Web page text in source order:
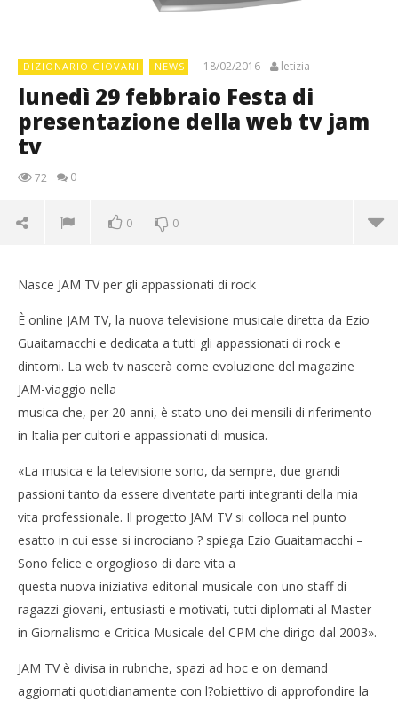
DIZIONARIO GIOVANI NEWS 18/02/2016 letizia
lunedì 29 febbraio Festa di
presentazione della web tv jam
tv
72 0
0 0
NOW VIEWING
lunedì 29 febbraio Festa di presentazione della web
tv jam tv
18/02/2016
letizia
Nasce JAM TV per gli appassionati di rock
È online JAM TV, la nuova televisione musicale diretta da Ezio
Guaitamacchi e dedicata a tutti gli appassionati di rock e
dintorni. La web tv nascerà come evoluzione del magazine
JAM-viaggio nella
musica che, per 20 anni, è stato uno dei mensili di riferimento
in Italia per cultori e appassionati di musica.
«La musica e la televisione sono, da sempre, due grandi
passioni tanto da essere diventate parti integranti della mia
vita professionale. Il progetto JAM TV si colloca nel punto
esatto in cui esse si incrociano ? spiega Ezio Guaitamacchi –
Sono felice e orgoglioso di dare vita a
questa nuova iniziativa editorial-musicale con uno staff di
ragazzi giovani, entusiasti e motivati, tutti diplomati al Master
in Giornalismo e Critica Musicale del CPM che dirigo dal 2003».
JAM TV è divisa in rubriche, spazi ad hoc e on demand
aggiornati quotidianamente con l?obiettivo di approfondire la